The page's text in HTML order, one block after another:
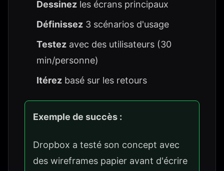
Dessinez les écrans principaux
Définissez 3 scénarios d'usage
Testez avec des utilisateurs (30
min/personne)
Itérez basé sur les retours
Exemple de succès :
Dropbox a testé son concept avec
des wireframes papier avant d'écrire